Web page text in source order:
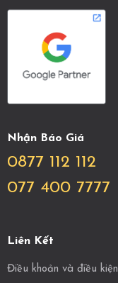
Nhận Báo Giá
0877 112 112
077 400 7777
Liên Kết
Điều khoản và điều kiện